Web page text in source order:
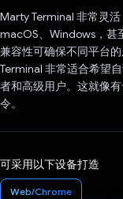
Marty Terminal 非常灵活
macOS、Windows，甚
兼容性可确保不同平台
Terminal 非常适合希望
者和高级用户。这就像
令。
可采用以下设备打造
Web/Chrome